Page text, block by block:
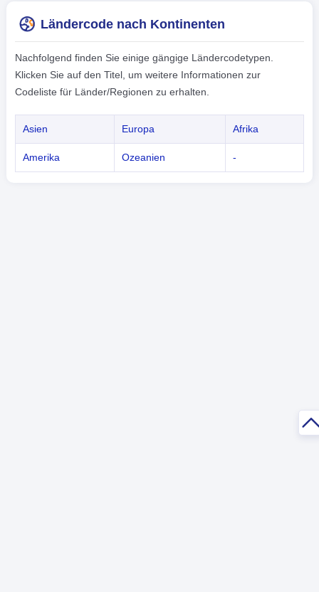
Ländercode nach Kontinenten
Nachfolgend finden Sie einige gängige Ländercodetypen.
Klicken Sie auf den Titel, um weitere Informationen zur
Codeliste für Länder/Regionen zu erhalten.
Asien Europa Afrika
Amerika Ozeanien -